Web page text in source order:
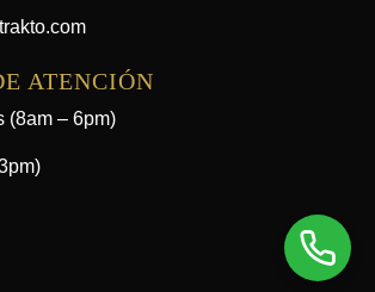
ATENCIÓN
(8am – 6pm)